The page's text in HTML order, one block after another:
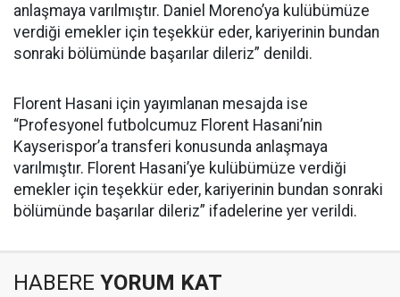
anlaşmaya varılmıştır. Daniel Moreno’ya kulübümüze
verdiği emekler için teşekkür eder, kariyerinin bundan
sonraki bölümünde başarılar dileriz” denildi.
Florent Hasani için yayımlanan mesajda ise
“Profesyonel futbolcumuz Florent Hasani’nin
Kayserispor’a transferi konusunda anlaşmaya
varılmıştır. Florent Hasani’ye kulübümüze verdiği
emekler için teşekkür eder, kariyerinin bundan sonraki
bölümünde başarılar dileriz” ifadelerine yer verildi.
HABERE YORUM KAT